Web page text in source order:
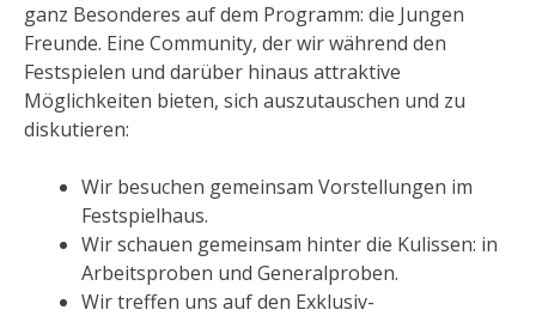
ganz Besonderes auf dem Programm: die Jungen
Freunde. Eine Community, der wir während den
Festspielen und darüber hinaus attraktive
Möglichkeiten bieten, sich auszutauschen und zu
diskutieren:
Wir besuchen gemeinsam Vorstellungen im
Festspielhaus.
Wir schauen gemeinsam hinter die Kulissen: in
Arbeitsproben und Generalproben.
Wir treffen uns auf den Exklusiv-